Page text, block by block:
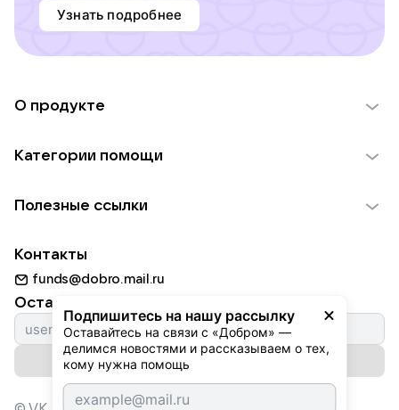
Узнать подробнее
Подпишитесь на нашу рассылку
Оставайтесь на связи с «Добром» —
делимся новостями и рассказываем о тех,
кому нужна помощь
О продукте
Использование материалов
Для НКО
Партнерам
Категории помощи
Пожилым
Животным
Природе
Культуре
Фондам
Полезные ссылки
Добрый день
Истории
Автоплатежи
Контакты
funds@dobro.mail.ru
Оставайтесь с нами
Подписаться на рассылку